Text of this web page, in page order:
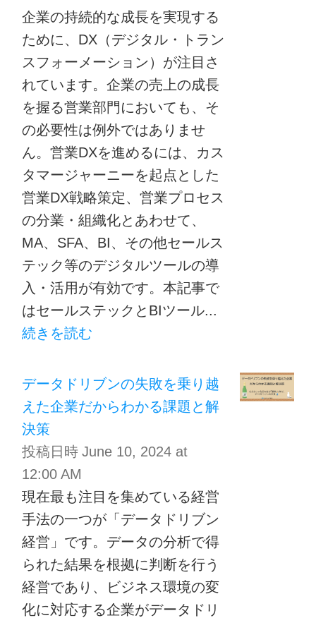
企業の持続的な成長を実現する
ために、DX（デジタル・トラン
スフォーメーション）が注目さ
れています。企業の売上の成長
を握る営業部門においても、そ
の必要性は例外ではありませ
ん。営業DXを進めるには、カス
タマージャーニーを起点とした
営業DX戦略策定、営業プロセス
の分業・組織化とあわせて、
MA、SFA、BI、その他セールス
テック等のデジタルツールの導
入・活用が有効です。本記事で
はセールステックとBIツール...
続きを読む
データドリブンの失敗を乗り越
えた企業だからわかる課題と解
決策
投稿日時 June 10, 2024 at
12:00 AM
現在最も注目を集めている経営
手法の一つが「データドリブン
経営」です。データの分析で得
られた結果を根拠に判断を行う
経営であり、ビジネス環境の変
化に対応する企業がデータドリ